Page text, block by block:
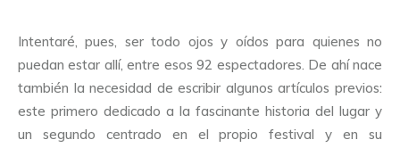
Intentaré, pues, ser todo ojos y oídos para quienes no
puedan estar allí, entre esos 92 espectadores. De ahí nace
también la necesidad de escribir algunos artículos previos:
este primero dedicado a la fascinante historia del lugar y
un segundo centrado en el propio festival y en su